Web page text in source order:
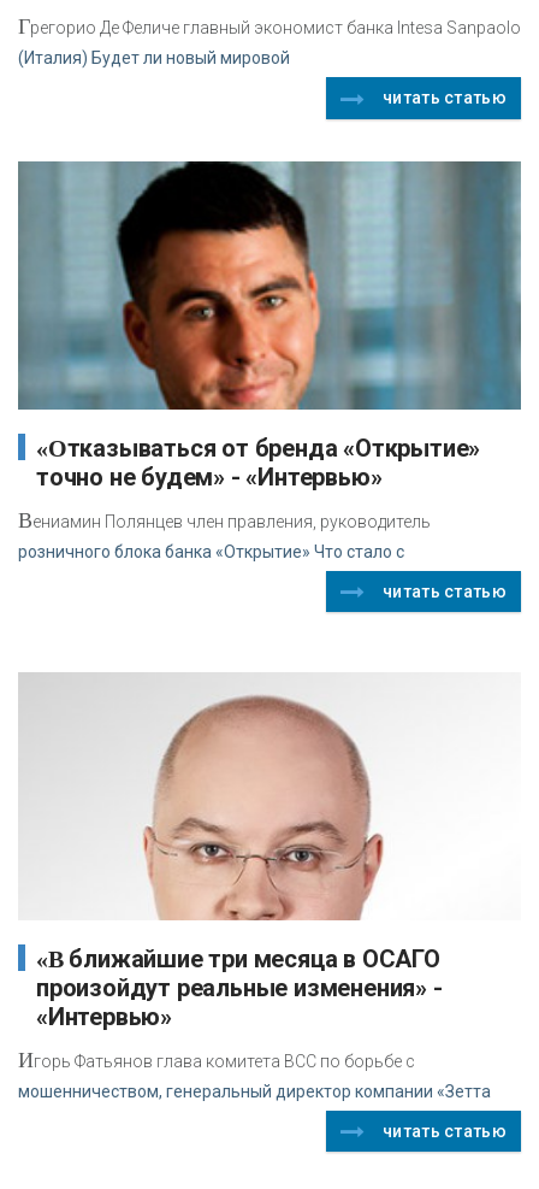
Грегорио Де Феличе главный экономист банка Intesa Sanpaolo
(Италия) Будет ли новый мировой
читать статью
«Отказываться от бренда «Открытие»
точно не будем» - «Интервью»
Вениамин Полянцев член правления, руководитель
розничного блока банка «Открытие» Что стало с
читать статью
«В ближайшие три месяца в ОСАГО
произойдут реальные изменения» -
«Интервью»
Игорь Фатьянов глава комитета ВСС по борьбе с
мошенничеством, генеральный директор компании «Зетта
читать статью